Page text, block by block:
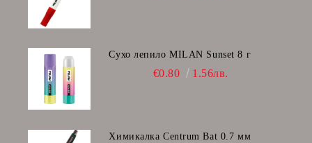
Сухо лепило MILAN Sunset 8 г
€0.80 1.56лв.
Химикалка Centrum Bat 0.7 мм